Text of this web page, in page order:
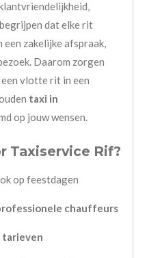
dat elke rit
zakelijke afspraak,
Daarom zorgen
vlotte rit in een
taxi in
op jouw wensen.
Taxiservice Rif?
op feestdagen
chauffeurs
tarieven